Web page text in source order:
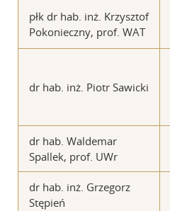
płk dr hab. inż. Krzysztof
Pokonieczny, prof. WAT
dr hab. inż. Piotr Sawicki
dr hab. Waldemar
Spallek, prof. UWr
dr hab. inż. Grzegorz
Stępień